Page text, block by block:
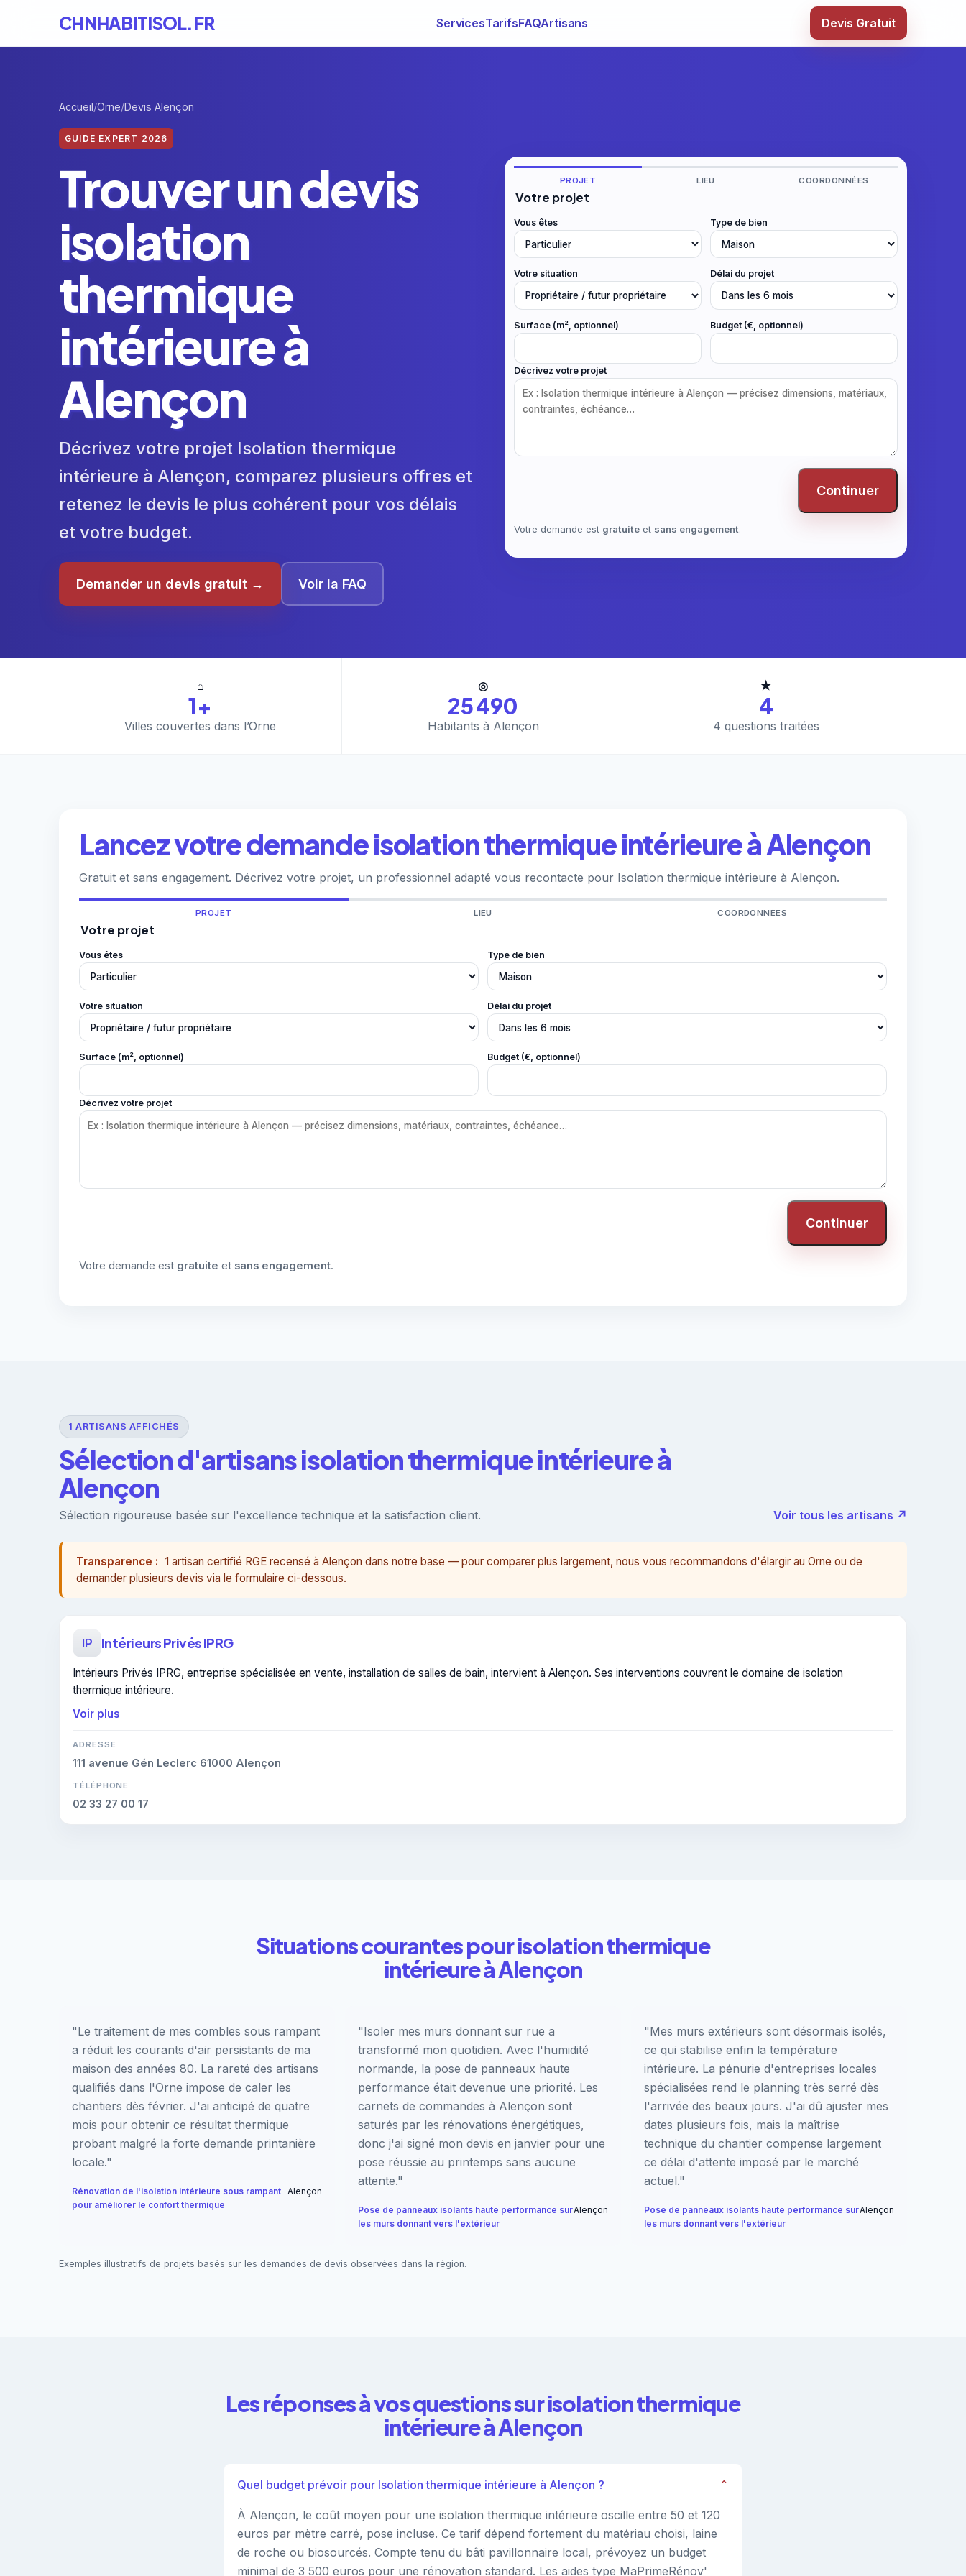
CHNHABITISOL.FR ServicesTarifsFAQArtisans Devis Gratuit
Accueil Orne Devis Alençon
GUIDE EXPERT 2026
Trouver un devis
isolation
thermique
intérieure à
Alençon
Décrivez votre projet Isolation thermique
intérieure à Alençon, comparez plusieurs offres et
retenez le devis le plus cohérent pour vos délais
et votre budget.
Demander un devis gratuit → Voir la FAQ
PROJET LIEU COORDONNÉES
Votre projet
Vous êtes Type de bien
Votre situation Délai du projet
Surface (m², optionnel) Budget (€, optionnel)
Décrivez votre projet
Continuer
Votre demande est gratuite et sans engagement.
⌂
1+
Villes couvertes dans l’Orne
◎
25 490
Habitants à Alençon
★
4
4 questions traitées
Lancez votre demande isolation thermique intérieure à Alençon
Gratuit et sans engagement. Décrivez votre projet, un professionnel adapté vous recontacte pour Isolation thermique intérieure à Alençon.
PROJET LIEU COORDONNÉES
Votre projet
Vous êtes Type de bien
Votre situation Délai du projet
Surface (m², optionnel) Budget (€, optionnel)
Décrivez votre projet
Continuer
Votre demande est gratuite et sans engagement.
1 ARTISANS AFFICHÉS
Sélection d'artisans isolation thermique intérieure à
Alençon
Sélection rigoureuse basée sur l'excellence technique et la satisfaction client. Voir tous les artisans ↗
Transparence : 1 artisan certifié RGE recensé à Alençon dans notre base — pour comparer plus largement, nous vous recommandons d'élargir au Orne ou de
demander plusieurs devis via le formulaire ci-dessous.
IP Intérieurs Privés IPRG
Intérieurs Privés IPRG, entreprise spécialisée en vente, installation de salles de bain, intervient à Alençon. Ses interventions couvrent le domaine de isolation
thermique intérieure.
Voir plus
ADRESSE
111 avenue Gén Leclerc 61000 Alençon
TÉLÉPHONE
02 33 27 00 17
Situations courantes pour isolation thermique
intérieure à Alençon
"Le traitement de mes combles sous rampant
a réduit les courants d'air persistants de ma
maison des années 80. La rareté des artisans
qualifiés dans l'Orne impose de caler les
chantiers dès février. J'ai anticipé de quatre
mois pour obtenir ce résultat thermique
probant malgré la forte demande printanière
locale."
Rénovation de l'isolation intérieure sous rampant
pour améliorer le confort thermique
Alençon
"Isoler mes murs donnant sur rue a
transformé mon quotidien. Avec l'humidité
normande, la pose de panneaux haute
performance était devenue une priorité. Les
carnets de commandes à Alençon sont
saturés par les rénovations énergétiques,
donc j'ai signé mon devis en janvier pour une
pose réussie au printemps sans aucune
attente."
Pose de panneaux isolants haute performance sur
les murs donnant vers l'extérieur
Alençon
"Mes murs extérieurs sont désormais isolés,
ce qui stabilise enfin la température
intérieure. La pénurie d'entreprises locales
spécialisées rend le planning très serré dès
l'arrivée des beaux jours. J'ai dû ajuster mes
dates plusieurs fois, mais la maîtrise
technique du chantier compense largement
ce délai d'attente imposé par le marché
actuel."
Pose de panneaux isolants haute performance sur
les murs donnant vers l'extérieur
Alençon
Exemples illustratifs de projets basés sur les demandes de devis observées dans la région.
Les réponses à vos questions sur isolation thermique
intérieure à Alençon
Quel budget prévoir pour Isolation thermique intérieure à Alençon ? ⌄
À Alençon, le coût moyen pour une isolation thermique intérieure oscille entre 50 et 120
euros par mètre carré, pose incluse. Ce tarif dépend fortement du matériau choisi, laine
de roche ou biosourcés. Compte tenu du bâti pavillonnaire local, prévoyez un budget
minimal de 3 500 euros pour une rénovation standard. Les aides type MaPrimeRénov'